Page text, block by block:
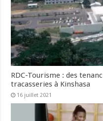
RDC-Tourisme : des
tracasseries à Kinshasa
16 juillet 2021